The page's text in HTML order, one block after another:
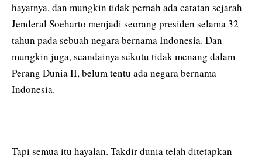
hayatnya, dan mungkin tidak pernah ada catatan sejarah
Jenderal Soeharto menjadi seorang presiden selama 32
tahun pada sebuah negara bernama Indonesia. Dan
mungkin juga, seandainya sekutu tidak menang dalam
Perang Dunia II, belum tentu ada negara bernama
Indonesia.
Tapi semua itu hayalan. Takdir dunia telah ditetapkan